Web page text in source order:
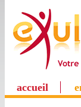
accueil